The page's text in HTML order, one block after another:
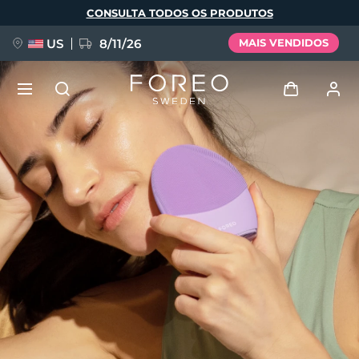
principal
CONSULTA TODOS OS PRODUTOS
US 8/11/26 MAIS VENDIDOS
Perfil de usuário
Meus aparelhos
Meus pedidos
Meus endereços
As minhas subscrições
NOVIDADE
FAQ™ Pure Beauty-Tech Elixir
BREAKING NEWS
issa™ Teeth Whitening Set
Idioma
English Deutsch
Español
Français
Italiano
Português
Svenska
Русский
Türkçe
简体中文 繁體中文